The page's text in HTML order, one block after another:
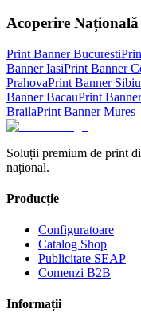
Acoperire Națională
Print BannerBucuresti
BannerIasiPrint Banner
PrahovaPrint Banner Sibiu
BannerBacauPrint
BrailaPrint BannerMures
Soluții premium de print
național.
Producție
Configuratoare
Catalog Shop
Publicitate SEAP
Comenzi B2B
Informații